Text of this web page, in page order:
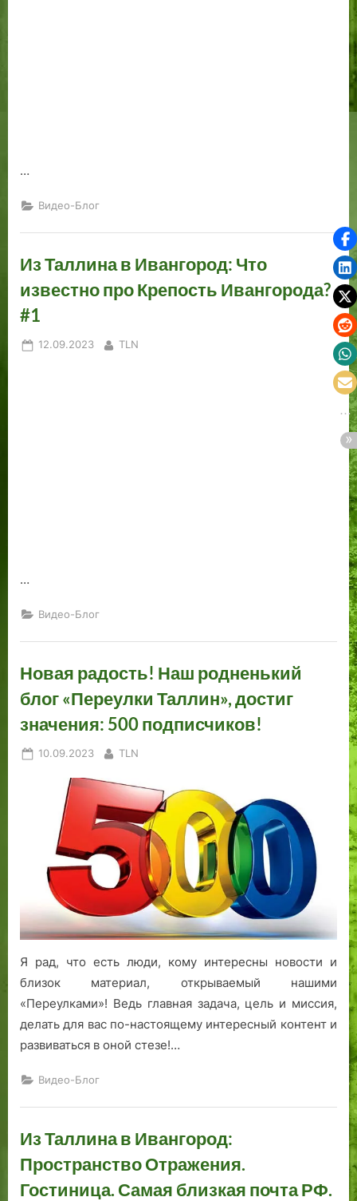
…
Видео-Блог
Из Таллина в Ивангород: Что
известно про Крепость Ивангорода?
#1
Posted
12.09.2023 By
TLN
…
Видео-Блог
Новая радость! Наш родненький
блог «Переулки Таллин», достиг
значения: 500 подписчиков!
Posted
10.09.2023 By
TLN
Я рад, что есть люди, кому интересны новости и
близок материал, открываемый нашими
«Переулками»! Ведь главная задача, цель и миссия,
делать для вас по-настоящему интересный контент и
развиваться в оной стезе!…
Видео-Блог
Из Таллина в Ивангород:
Пространство Отражения.
Гостиница. Самая близкая почта РФ.